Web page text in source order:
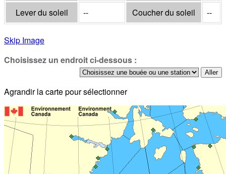
Lever du soleil -- Coucher du soleil --
Skip Image
Choisissez un endroit ci-dessous :
Agrandir la carte pour sélectionner